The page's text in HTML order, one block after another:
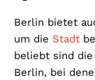
Berlin bietet
um die Stadt
beliebt sind
Berlin, bei